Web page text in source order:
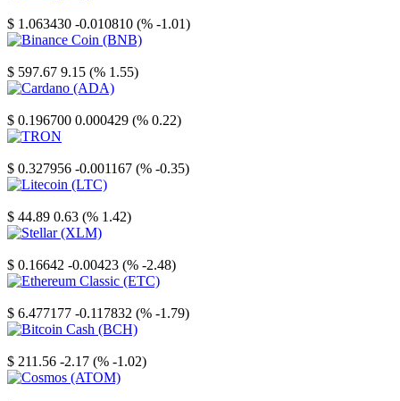
$ 1.063430 -0.010810 (% -1.01)
$ 597.67 9.15 (% 1.55)
$ 0.196700 0.000429 (% 0.22)
$ 0.327956 -0.001167 (% -0.35)
$ 44.89 0.63 (% 1.42)
$ 0.16642 -0.00423 (% -2.48)
$ 6.477177 -0.117832 (% -1.79)
$ 211.56 -2.17 (% -1.02)